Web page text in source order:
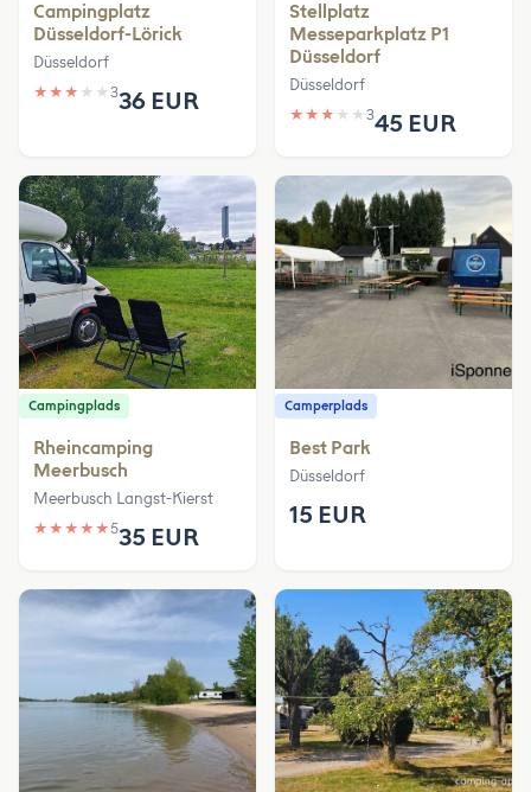
Campingplatz
Düsseldorf-Lörick
Düsseldorf
★ ★ ★ ★ ★ 336 EUR
Stellplatz
Messeparkplatz P1
Düsseldorf
Düsseldorf
★ ★ ★ ★ ★ 345 EUR
Campingplads
Rheincamping
Meerbusch
Meerbusch Langst-Kierst
★ ★ ★ ★ ★535 EUR
Camperplads
Best Park
Düsseldorf
15 EUR